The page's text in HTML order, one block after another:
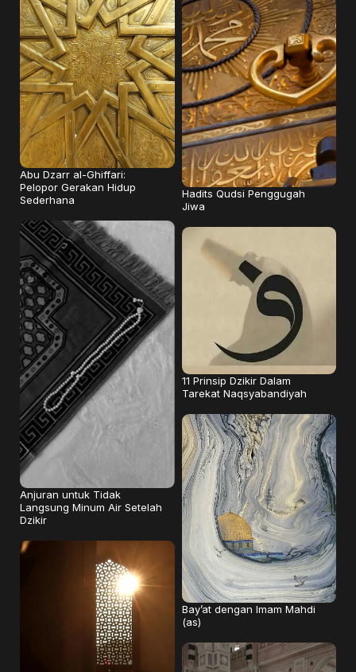
Abu Dzarr al-Ghiffari:
Pelopor Gerakan Hidup
Sederhana
Hadits Qudsi Penggugah
Jiwa
Anjuran untuk Tidak
Langsung Minum Air Setelah
Dzikir
11 Prinsip Dzikir Dalam
Tarekat Naqsyabandiyah
Bay’at dengan Imam Mahdi
(as)